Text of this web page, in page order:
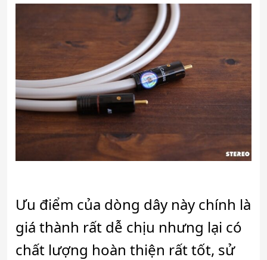
Ưu điểm của dòng dây này chính là
giá thành rất dễ chịu nhưng lại có
chất lượng hoàn thiện rất tốt, sử